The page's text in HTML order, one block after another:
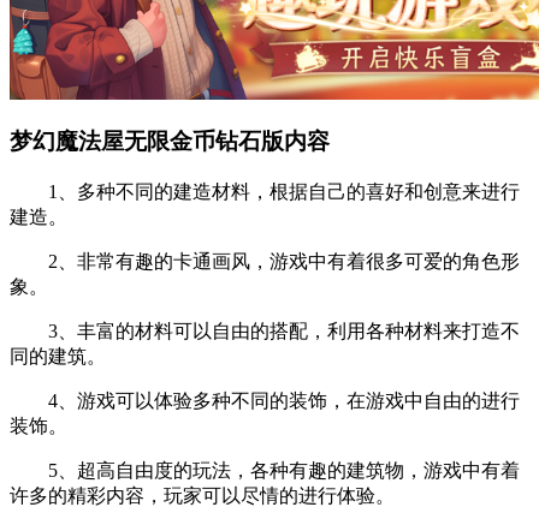
梦幻魔法屋无限金币钻石版内容
1、多种不同的建造材料，根据自己的喜好和创意来进行
建造。
2、非常有趣的卡通画风，游戏中有着很多可爱的角色形
象。
3、丰富的材料可以自由的搭配，利用各种材料来打造不
同的建筑。
4、游戏可以体验多种不同的装饰，在游戏中自由的进行
装饰。
5、超高自由度的玩法，各种有趣的建筑物，游戏中有着
许多的精彩内容，玩家可以尽情的进行体验。